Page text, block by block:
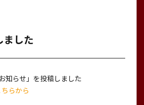
した
知らせ」を投稿しました
らから